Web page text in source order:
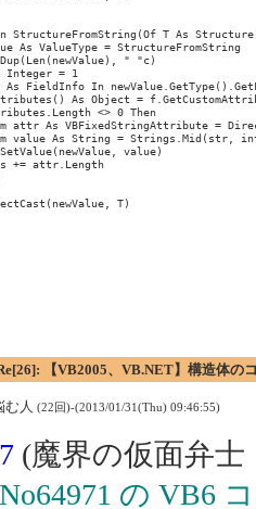
StructureFromString(Of T As
As ValueType = StructureFromString
" "c)
Integer = 1
As FieldInfo In
As Object =
<> 0 Then
attr As VBFixedStringAttribute =
value As String = Strings.Mid(str,
value)
+= attr.Length
T)
【VB2005、VB.NET】構造体の
む人 (22回)-(2013/01/31(Thu) 09:46:55)
(魔界の仮面弁士
の VB6